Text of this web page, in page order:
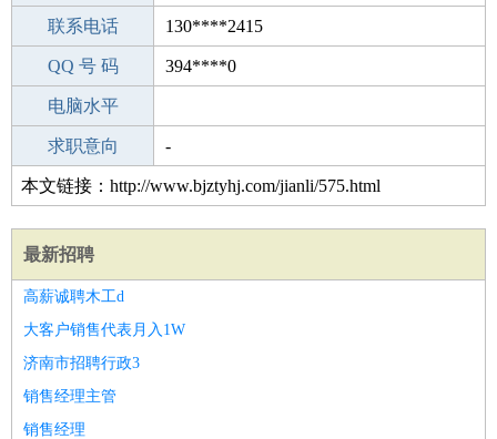
期望月薪
联系电话 130****2415
手机号码 130****2415
QQ 号 码 394****0
微信号码
电脑水平
外语水平
求职意向 -
本文链接：http://www.bjztyhj.com/jianli/575.html
最新招聘
高薪诚聘木工d
大客户销售代表月入1W
济南市招聘行政3
销售经理主管
销售经理